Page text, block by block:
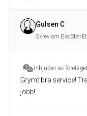
Gulsen C
Skrev om
Inbjuden av företaget
Grymt bra service!
jobb!